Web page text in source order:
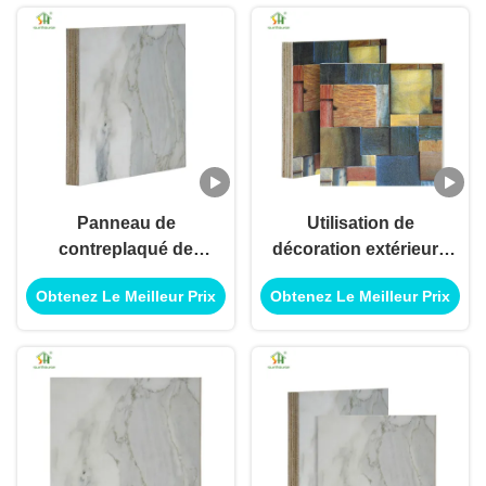
Panneau de
contreplaqué de
mélamine écologique
contreplaqué de
décoration extérieure
intérieure
Obtenez Le Meilleur Prix
Utilisation de
décoration extérieure
intérieure de panneau
de contreplaqué de
contreplaqué pour
d'application de
construction de
bâtiments
Obtenez Le Meilleur Prix